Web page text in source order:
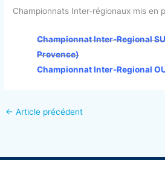
Championnats Inter-régionaux mis en
Championnat Inter-Regional
Provence)
Championnat Inter-Regional
← Article précédent